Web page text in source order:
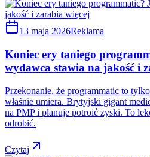
13 maja 2026Reklama
Koniec ery taniego
wydawca stawia na jakość i
Przekonanie, że programmatic to
właśnie umiera. Brytyjski gigant
na PMP i planuje potroić zyski. To
odrobić.
Czytaj